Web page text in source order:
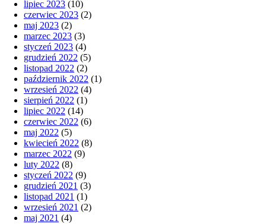
lipiec 2023 (10)
czerwiec 2023 (2)
maj 2023 (2)
marzec 2023 (3)
styczeń 2023 (4)
grudzień 2022 (5)
listopad 2022 (2)
październik 2022 (1)
wrzesień 2022 (4)
sierpień 2022 (1)
lipiec 2022 (14)
czerwiec 2022 (6)
maj 2022 (5)
kwiecień 2022 (8)
marzec 2022 (9)
luty 2022 (8)
styczeń 2022 (9)
grudzień 2021 (3)
listopad 2021 (1)
wrzesień 2021 (2)
maj 2021 (4)